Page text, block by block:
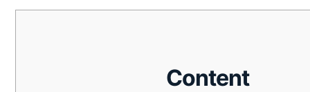
Content